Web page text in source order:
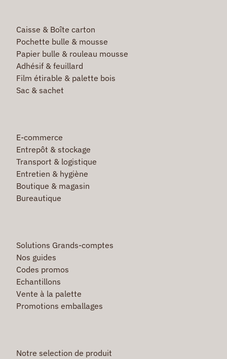
Caisse & Boîte carton
Pochette bulle & mousse
Papier bulle & rouleau mousse
Adhésif & feuillard
Film étirable & palette bois
Sac & sachet
E-commerce
Entrepôt & stockage
Transport & logistique
Entretien & hygiène
Boutique & magasin
Bureautique
Solutions Grands-comptes
Nos guides
Codes promos
Echantillons
Vente à la palette
Promotions emballages
Notre selection de produit